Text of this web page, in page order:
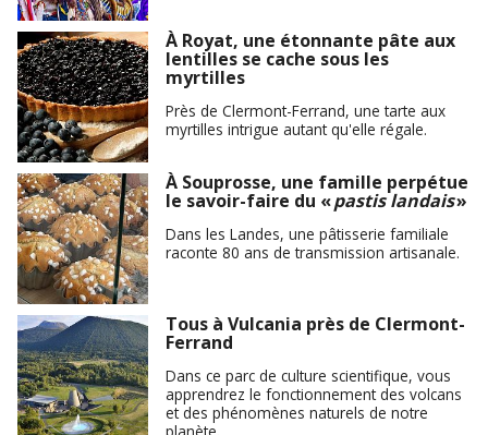
À Royat, une étonnante pâte aux
lentilles se cache sous les
myrtilles
Près de Clermont-Ferrand, une tarte aux
myrtilles intrigue autant qu'elle régale.
À Souprosse, une famille perpétue
le savoir-faire du «pastis landais»
Dans les Landes, une pâtisserie familiale
raconte 80 ans de transmission artisanale.
Tous à Vulcania près de Clermont-
Ferrand
Dans ce parc de culture scientifique, vous
apprendrez le fonctionnement des volcans
et des phénomènes naturels de notre